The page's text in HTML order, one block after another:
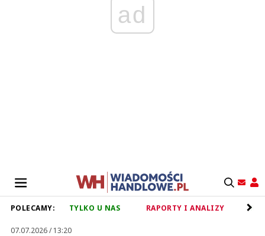
ad
POLECAMY: TYLKO U NAS RAPORTY I ANALIZY
07.07.2026 / 13:20